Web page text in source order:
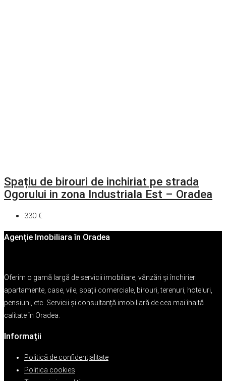
Spațiu de birouri de inchiriat pe strada
Ogorului in zona Industriala Est – Oradea
330 €
Agenție Imobiliara în Oradea
Oferim o gamă largă de servicii imobiliare, vânzări și închirieri
apartamente, case, vile, spații comerciale, birouri, terenuri, hoteluri,
pensiuni, etc. Servicii și consultanță imobiliară de cea mai înaltă
calitate în Oradea.
Informații
Politică de confidențialitate
Politica cookies